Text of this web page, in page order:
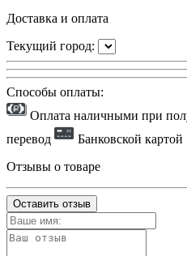
Доставка и оплата
Текущий город:
Способы оплаты:
Оплата наличными при
перевод
Банковской картой
Отзывы о товаре
Оставить отзыв